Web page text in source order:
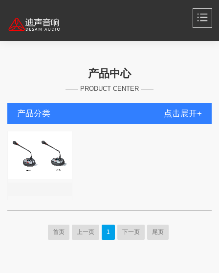
产品中心
—— PRODUCT CENTER ——
产品分类 点击展开+
首页 上一页 1 下一页 尾页